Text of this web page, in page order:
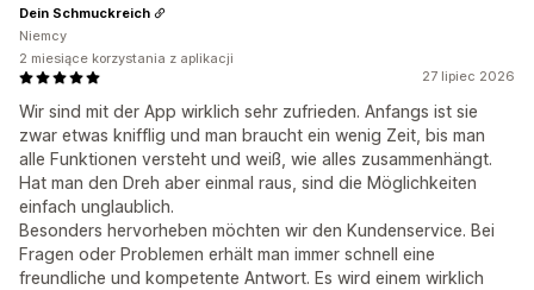
27 lipiec 2026
Wir sind mit der App wirklich sehr zufrieden. Anfangs ist sie
zwar etwas knifflig und man braucht ein wenig Zeit, bis man
alle Funktionen versteht und weiß, wie alles zusammenhängt.
Hat man den Dreh aber einmal raus, sind die Möglichkeiten
einfach unglaublich.
Besonders hervorheben möchten wir den Kundenservice. Bei
Fragen oder Problemen erhält man immer schnell eine
freundliche und kompetente Antwort. Es wird einem wirklich
Dein Schmuckreich
Niemcy
2 miesiące korzystania z aplikacji